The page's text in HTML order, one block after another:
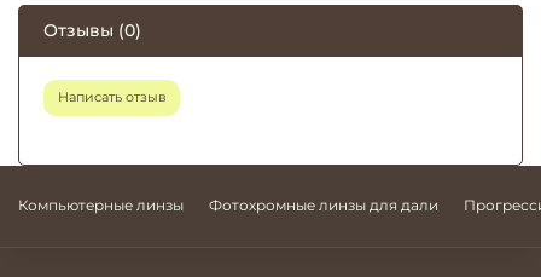
Отзывы (0)
Написать отзыв
Компьютерные линзы Фотохромные линзы для дали